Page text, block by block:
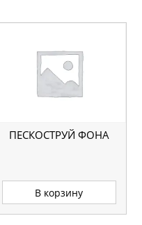
ПЕСКОСТРУЙ ФОНА
В корзину